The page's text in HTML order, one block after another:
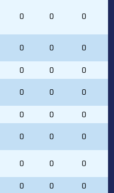
0 0 0
0 0 0
0 0 0
0 0 0
0 0 0
0 0 0
0 0 0
0 0 0